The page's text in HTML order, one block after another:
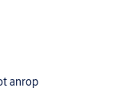
anrop